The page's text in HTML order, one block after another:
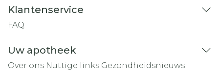
Klantenservice
FAQ
Uw apotheek
Over ons Nuttige links Gezondheidsnieuws